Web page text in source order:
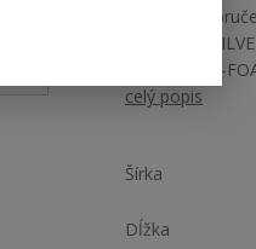
kg/m3;
MATRACA
penou LAZY-
celý popis
Šírka
Dĺžka